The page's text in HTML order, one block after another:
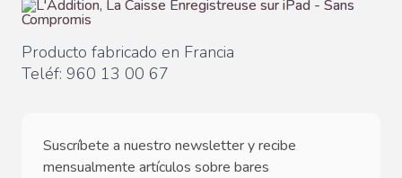
Producto fabricado en Francia
Teléf: 960 13 00 67
Suscríbete a nuestro newsletter y recibe
mensualmente artículos sobre bares